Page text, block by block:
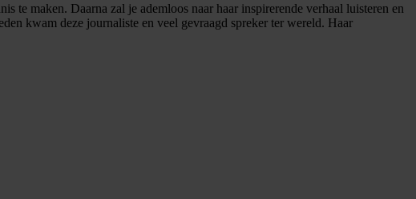
te maken. Daarna zal je ademloos naar haar inspirerende verhaal luisteren en
kwam deze journaliste en veel gevraagd spreker ter wereld. Haar